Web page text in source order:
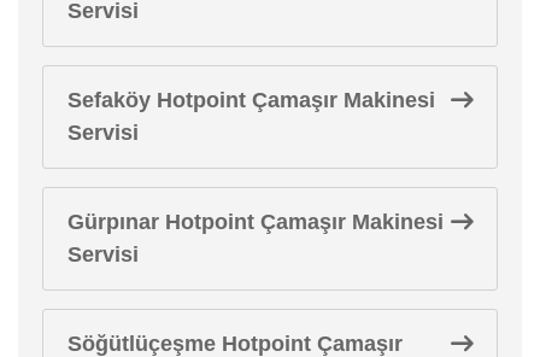
Servisi
Sefaköy Hotpoint Çamaşır Makinesi
Servisi
Gürpınar Hotpoint Çamaşır Makinesi
Servisi
Söğütlüçeşme Hotpoint Çamaşır